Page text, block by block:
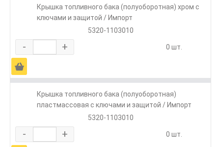
Крышка топливного бака (полуоборотная) хром с
ключами и защитой / Импорт
5320-1103010
- + 0 шт.
Ä
Крышка топливного бака (полуоборотная)
пластмассовая с ключами и защитой / Импорт
5320-1103010
- + 0 шт.